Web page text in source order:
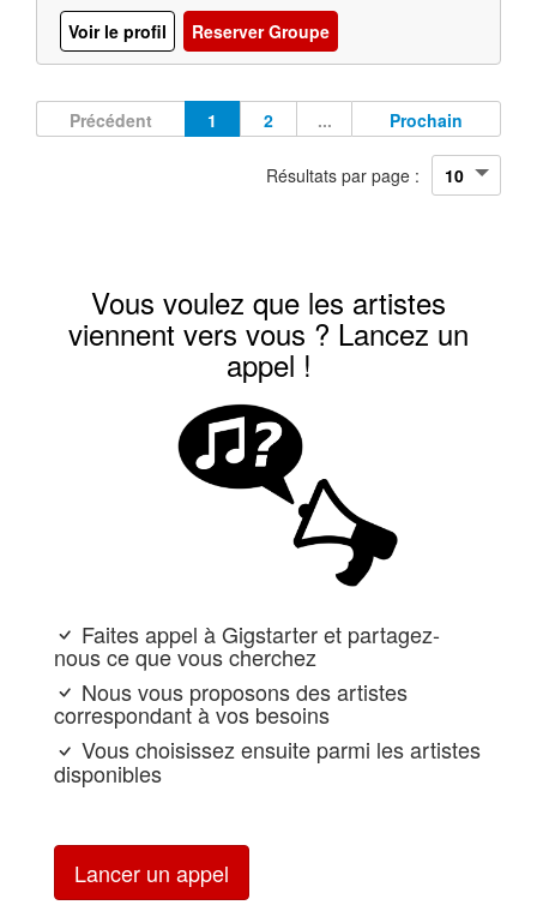
Voir le profil
Reserver Groupe
Précédent 1 2 ... Prochain
Résultats par page :
Vous voulez que les artistes
viennent vers vous ? Lancez un
appel !
Faites appel à Gigstarter et partagez-
nous ce que vous cherchez
Nous vous proposons des artistes
correspondant à vos besoins
Vous choisissez ensuite parmi les artistes
disponibles
Lancer un appel